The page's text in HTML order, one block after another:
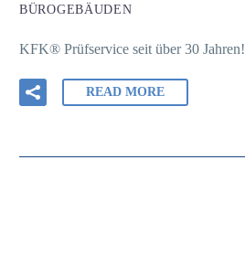
BÜROGEBÄUDEN
KFK® Prüfservice seit über 30 Jahren!
READ MORE